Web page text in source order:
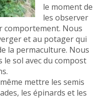
le moment de
les observer
comportement. Nous
et au potager qui
la permaculture. Nous
sol avec du compost
mettre les semis
les épinards et les